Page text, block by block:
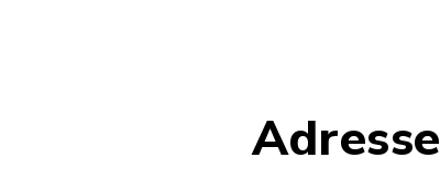
Adresse